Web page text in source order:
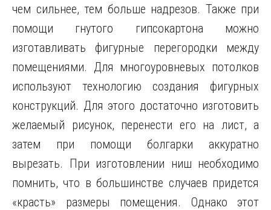
чем сильнее, тем больше надрезов. Также при
помощи гнутого гипсокартона можно
изготавливать фигурные перегородки между
помещениями. Для многоуровневых потолков
используют технологию создания фигурных
конструкций. Для этого достаточно изготовить
желаемый рисунок, перенести его на лист, а
затем при помощи болгарки аккуратно
вырезать. При изготовлении ниш необходимо
помнить, что в большинстве случаев придется
«красть» размеры помещения. Однако этот